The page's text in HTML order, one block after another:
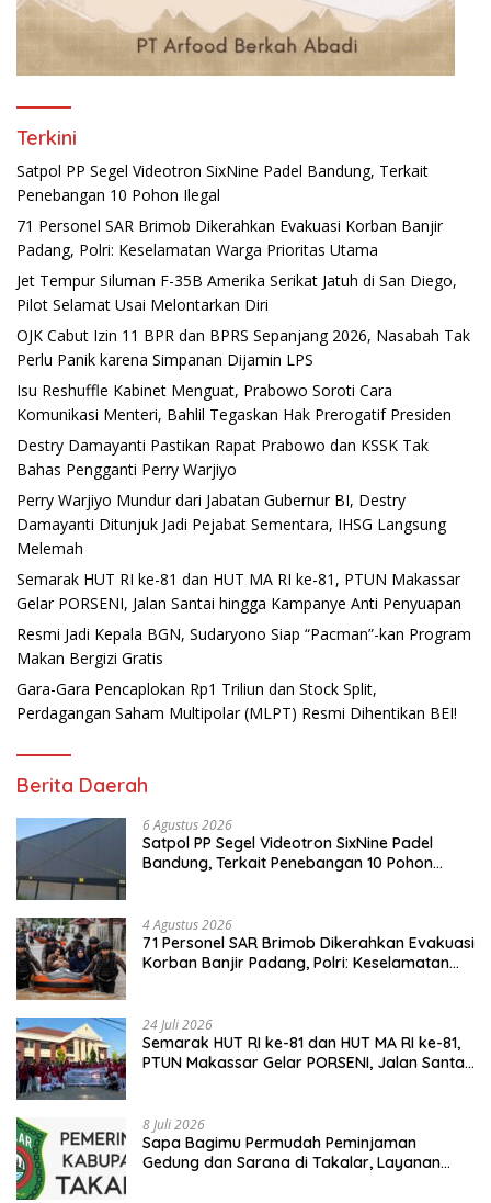
Terkini
Satpol PP Segel Videotron SixNine Padel Bandung, Terkait
Penebangan 10 Pohon Ilegal
71 Personel SAR Brimob Dikerahkan Evakuasi Korban Banjir
Padang, Polri: Keselamatan Warga Prioritas Utama
Jet Tempur Siluman F-35B Amerika Serikat Jatuh di San Diego,
Pilot Selamat Usai Melontarkan Diri
OJK Cabut Izin 11 BPR dan BPRS Sepanjang 2026, Nasabah Tak
Perlu Panik karena Simpanan Dijamin LPS
Isu Reshuffle Kabinet Menguat, Prabowo Soroti Cara
Komunikasi Menteri, Bahlil Tegaskan Hak Prerogatif Presiden
Destry Damayanti Pastikan Rapat Prabowo dan KSSK Tak
Bahas Pengganti Perry Warjiyo
Perry Warjiyo Mundur dari Jabatan Gubernur BI, Destry
Damayanti Ditunjuk Jadi Pejabat Sementara, IHSG Langsung
Melemah
Semarak HUT RI ke-81 dan HUT MA RI ke-81, PTUN Makassar
Gelar PORSENI, Jalan Santai hingga Kampanye Anti Penyuapan
Resmi Jadi Kepala BGN, Sudaryono Siap “Pacman”-kan Program
Makan Bergizi Gratis
Gara-Gara Pencaplokan Rp1 Triliun dan Stock Split,
Perdagangan Saham Multipolar (MLPT) Resmi Dihentikan BEI!
Berita Daerah
6 Agustus 2026
Satpol PP Segel Videotron SixNine Padel
Bandung, Terkait Penebangan 10 Pohon
4 Agustus 2026
71 Personel SAR Brimob Dikerahkan Evakuasi
Korban Banjir Padang, Polri: Keselamatan
24 Juli 2026
Semarak HUT RI ke-81 dan HUT MA RI ke-81,
PTUN Makassar Gelar PORSENI, Jalan Santai
8 Juli 2026
Sapa Bagimu Permudah Peminjaman
Gedung dan Sarana di Takalar, Layanan